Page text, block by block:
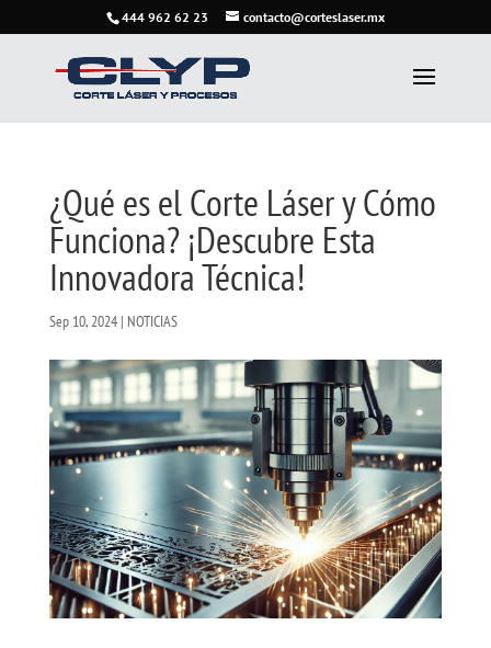
444 962 62 23 contacto@corteslaser.mx
¿Qué es el Corte Láser y Cómo
Funciona? ¡Descubre Esta
Innovadora Técnica!
Sep 10, 2024| NOTICIAS